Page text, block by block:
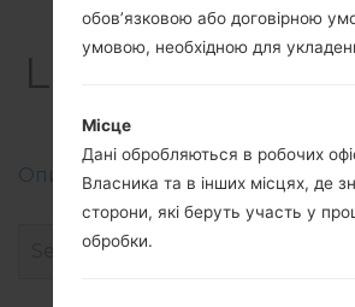
akaLG G8S
Описання регіонів прошивок
обов’язковою або договірною
умовою, необхідною для
Місце
Дані обробляються в робочих
Власника та в інших місцях, де
сторони, які беруть участь у
обробки.